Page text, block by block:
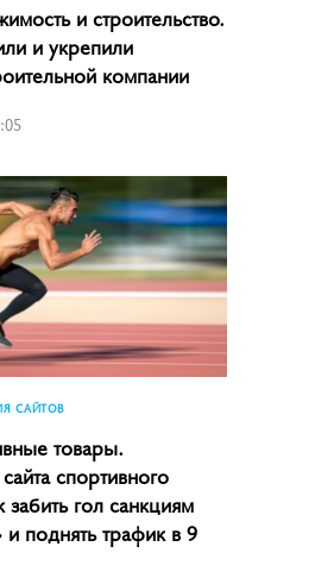
и строительство.
и укрепили
компании
САЙТОВ
товары.
спортивного
забить гол санкциям
поднять трафик в 9